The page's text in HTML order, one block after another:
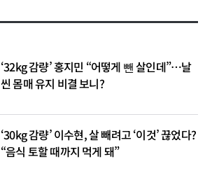
‘32kg 감량’ 홍지민 “어떻게 뺀 살인데”…날
씬 몸매 유지 비결 보니?
‘30kg 감량’ 이수현, 살 빼려고 ‘이것’ 끊었다?
“음식 토할 때까지 먹게 돼”